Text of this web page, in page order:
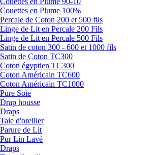
Couettes en Plume 100%
Percale de Coton 200 et 500 fils
Linge de Lit en Percale 200 Fils
Linge de Lit en Percale 500 Fils
Satin de coton 300 - 600 et 1000 fils
Satin de Coton TC300
Coton égyptien TC300
Coton Américain TC600
Coton Américain TC1000
Pure Soie
Drap housse
Draps
Taie d'oreiller
Parure de Lit
Pur Lin Lavé
Draps